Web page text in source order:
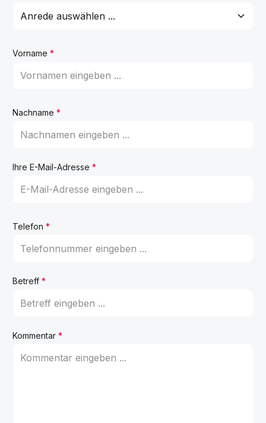
Vorname *
Nachname *
Ihre E-Mail-Adresse *
Telefon *
Betreff *
Kommentar *